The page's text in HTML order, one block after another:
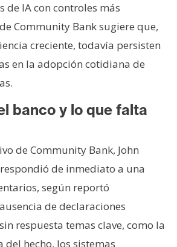
de IA con controles más
Community Bank sugiere que,
creciente, todavía persisten
en la adopción cotidiana de
banco y lo que falta
de Community Bank, John
de inmediato a una
según reportó
de declaraciones
respuesta temas clave, como la
del hecho, los sistemas